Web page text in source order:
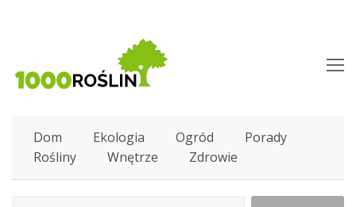
Dom Ekologia Ogród
Porady
Rośliny
Wnętrze Zdrowie